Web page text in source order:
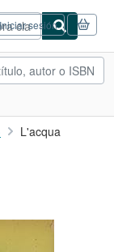
Iniciar sesión
L'acqua